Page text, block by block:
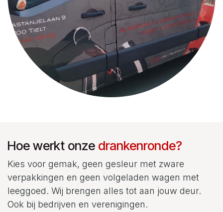
Hoe werkt onze drankenronde?
Kies voor gemak, geen gesleur met zware
verpakkingen en geen volgeladen wagen met
leeggoed. Wij brengen alles tot aan jouw deur.
Ook bij bedrijven en verenigingen.